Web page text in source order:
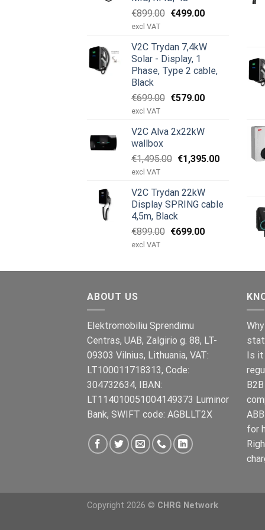
€899.00 Pierwotna
€899.00.
€499.00Aktualna
€499.00.
excl VAT
V2C Trydan 7,4kW
Solar - Display, 1
Phase, Type 2 cable,
Black
€699.00 Pierwotna
€699.00.
€579.00Aktualna
€579.00.
excl VAT
V2C Alva 2x22kW
wallbox
€1,495.00 Pierwotna
€1,495.00.
€1,395.00Aktualna
excl VAT
V2C Trydan 22kW
Display SPRING cable
4,5m, Black
€899.00 Pierwotna
€899.00.
€699.00Aktualna
€699.00.
excl VAT
ABOUT US
Elektromobiliu Sprendimu
Centras, UAB, Zalgirio g. 88, LT-
09303 Vilnius, Lithuania, VAT:
LT100011718313, Code:
304732634, IBAN:
LT114010051004149373 Luminor
Bank, SWIFT code: AGBLLT2X
Is
for
Copyright 2026 © CHRG Network